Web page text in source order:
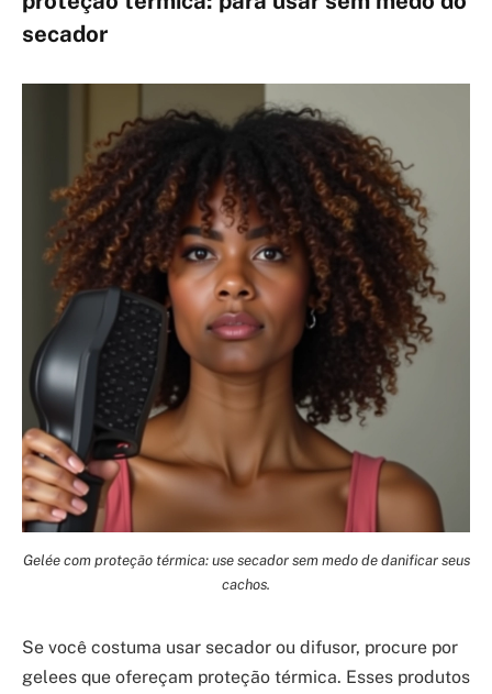
secador
Gelée com proteção térmica: use secador sem medo de danificar seus
cachos.
Se você costuma usar secador ou difusor, procure por
gelees que ofereçam proteção térmica. Esses produtos